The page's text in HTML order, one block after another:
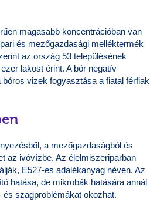
magasabb koncentrációban van
és mezőgazdasági melléktermék
az ország 53 településének
lakost érint. A bór negatív
vizek fogyasztása a fiatal férfiak
a mezőgazdaságból és
az ivóvízbe. Az élelmiszeriparban
E527-es adalékanyag néven. Az
hatása, de mikrobák hatására annál
szagproblémákat okozhat.